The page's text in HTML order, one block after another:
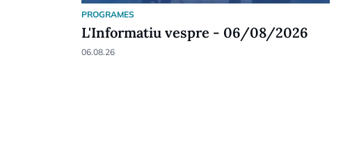
PROGRAMES
L'Informatiu vespre - 06/08/2026
06.08.26